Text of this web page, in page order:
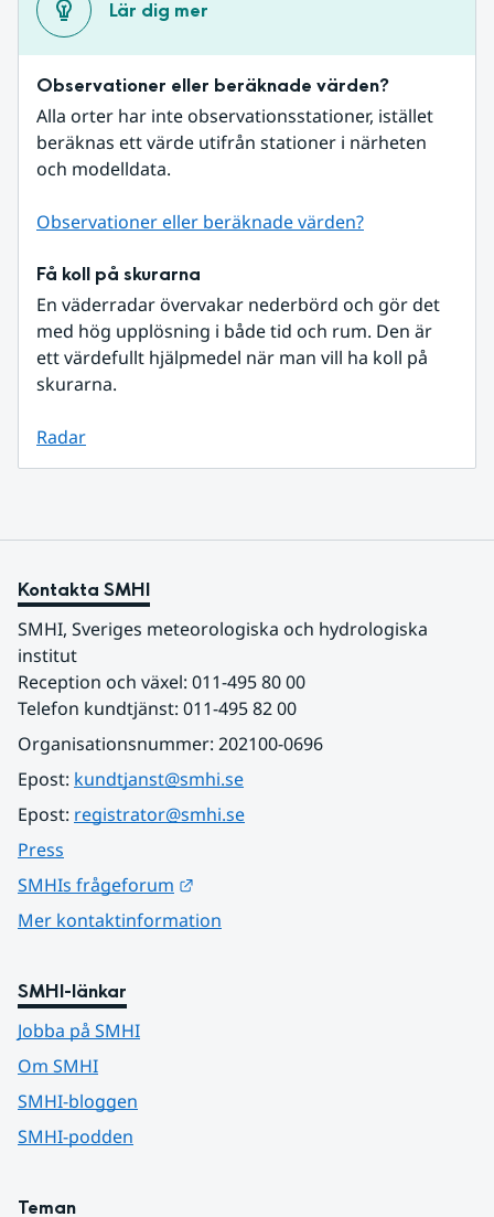
Lär dig mer
Observationer eller beräknade värden?
Alla orter har inte observationsstationer, istället
beräknas ett värde utifrån stationer i närheten
och modelldata.
Observationer eller beräknade värden?
Få koll på skurarna
En väderradar övervakar nederbörd och gör det
med hög upplösning i både tid och rum. Den är
ett värdefullt hjälpmedel när man vill ha koll på
skurarna.
Radar
Kontakta SMHI
SMHI, Sveriges meteorologiska och hydrologiska
institut
Reception och växel: 011-495 80 00
Telefon kundtjänst: 011-495 82 00
Organisationsnummer: 202100-0696
Epost: kundtjanst@smhi.se
Epost: registrator@smhi.se
Press
SMHIs frågeforum
Mer kontaktinformation
SMHI-länkar
Jobba på SMHI
Om SMHI
SMHI-bloggen
SMHI-podden
Teman